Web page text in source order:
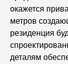
Лучшие
окажется
метров
резиденция
деталям